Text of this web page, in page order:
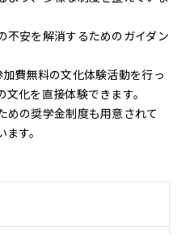
不安を解消するためのガイダン
費無料の文化体験活動を行っ
化を直接体験できます。
めの奨学金制度も用意されて
す。